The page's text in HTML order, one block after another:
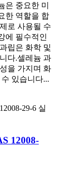
은 중요한 미
한 역할을 합
로 사용될 수
에 필수적인
립은 화학 및
다.셀레늄 과
을 가지며 화
있습니다...
12008-